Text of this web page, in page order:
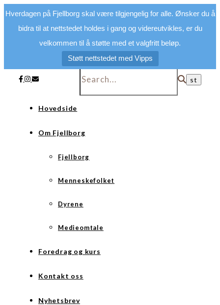
Hverdagen på Fjellborg skal være tilgjengelig for alle. Ønsker du å
bidra til at nettstedet holdes i gang og videreutvikles, er du
velkommen til å støtte med et valgfritt beløp.
Støtt nettstedet med Vipps
Hovedside
Om Fjellborg
Fjellborg
Menneskefolket
Dyrene
Medieomtale
Foredrag og kurs
Kontakt oss
Nyhetsbrev